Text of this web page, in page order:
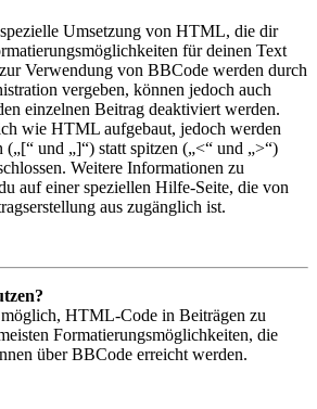
Umsetzung von HTML, die dir
für deinen Text
Verwendung von BBCode werden durch
vergeben, können jedoch auch
einzelnen Beitrag deaktiviert werden.
wie HTML aufgebaut, jedoch werden
(„[“ und „]“) statt spitzen („<“ und „>“)
Weitere Informationen zu
auf einer speziellen Hilfe-Seite, die von
aus zugänglich ist.
HTML-Code in Beiträgen zu
Formatierungsmöglichkeiten, die
über BBCode erreicht werden.